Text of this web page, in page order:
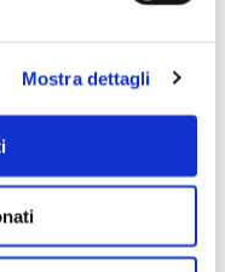
Mostra dettagli
approntarono un
come nuova sede
in porto
Si arrivò così ad
fino alla definitiva